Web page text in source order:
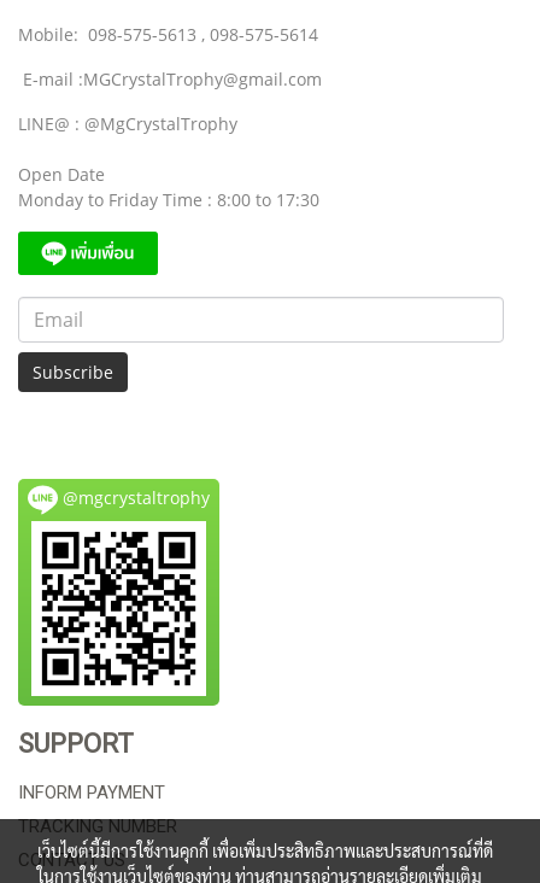
Mobile: 098-575-5613 , 098-575-5614
E-mail :MGCrystalTrophy@gmail.com
LINE@ : @MgCrystalTrophy
Open Date
Monday to Friday Time : 8:00 to 17:30
Subscribe
@mgcrystaltrophy
SUPPORT
INFORM PAYMENT
TRACKING NUMBER
CONTACT US
เว็บไซต์นี้มีการใช้งานคุกกี้ เพื่อเพิ่มประสิทธิภาพและประสบการณ์ที่ดี
ในการใช้งานเว็บไซต์ของท่าน ท่านสามารถอ่านรายละเอียดเพิ่มเติม